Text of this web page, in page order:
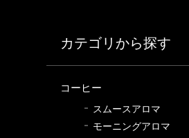
カテゴリから探す
コーヒー
スムースアロマ
モーニングアロマ